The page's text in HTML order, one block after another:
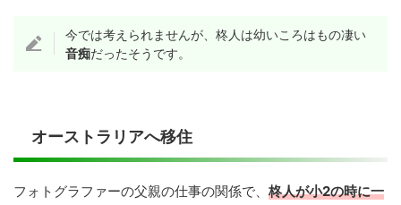
今では考えられませんが、柊人は幼いころはもの凄い
音痴だったそうです。
オーストラリアへ移住
フォトグラファーの父親の仕事の関係で、 柊人が小2の時に一